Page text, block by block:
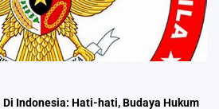
Indonesia: Hati-hati, Budaya Hukum